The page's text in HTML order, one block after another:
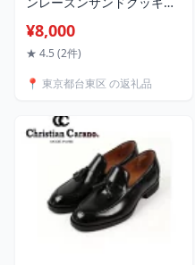
常温 手土産 洋菓子 ギフト
贈り物 デンキブラン
¥8,000
★ 4.5 (2件)
📍 東京都台東区 の返礼品